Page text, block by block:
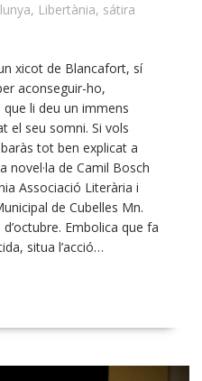
, Libertània, sátira
xicot de Blancafort, sí
aconseguir-ho,
que li deu un immens
el seu somni. Si vols
tot ben explicat a
novel·la de Camil Bosch
Associació Literària i
de Cubelles Mn.
Embolica que fa
situa l’acció…